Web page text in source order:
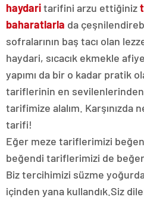
haydaritarifini arzu ettiğiniz
baharatlarla da
sofralarının baş tacı olan
haydari, sıcacık ekmekle
yapımı da bir o kadar pratik
tariflerinin en
tarifimize alalım. Karşınızda
tarifi!
Eğer meze tariflerimizi
beğendi tariflerimizi de
Biz tercihimizi süzme
içinden yana kullandık.Siz